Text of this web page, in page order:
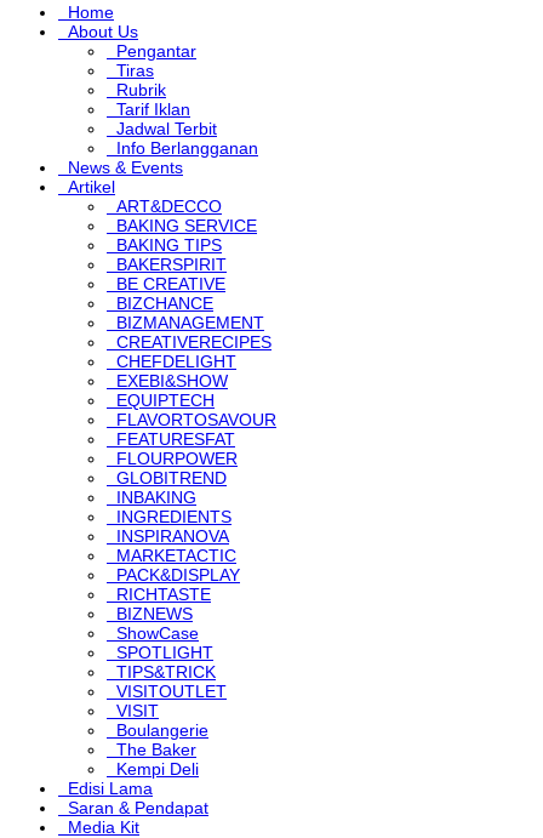
Home
About Us
Pengantar
Tiras
Rubrik
Tarif Iklan
Jadwal Terbit
Info Berlangganan
News & Events
Artikel
ART&DECCO
BAKING SERVICE
BAKING TIPS
BAKERSPIRIT
BE CREATIVE
BIZCHANCE
BIZMANAGEMENT
CREATIVERECIPES
CHEFDELIGHT
EXEBI&SHOW
EQUIPTECH
FLAVORTOSAVOUR
FEATURESFAT
FLOURPOWER
GLOBITREND
INBAKING
INGREDIENTS
INSPIRANOVA
MARKETACTIC
PACK&DISPLAY
RICHTASTE
BIZNEWS
ShowCase
SPOTLIGHT
TIPS&TRICK
VISITOUTLET
VISIT
Boulangerie
The Baker
Kempi Deli
Edisi Lama
Saran & Pendapat
Media Kit